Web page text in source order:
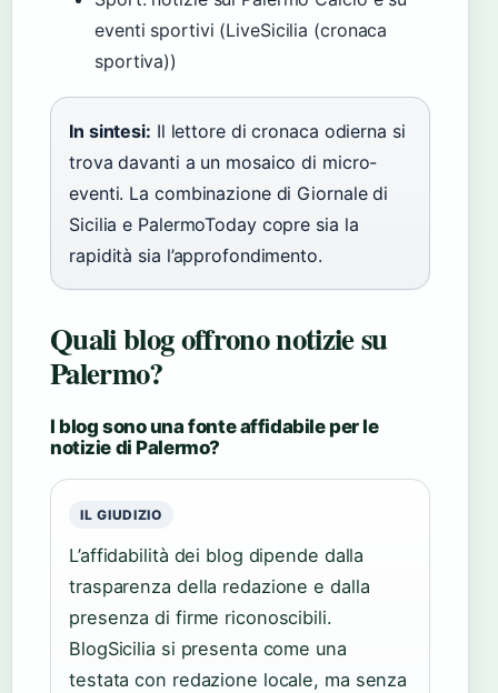
eventi sportivi (LiveSicilia (cronaca
sportiva))
In sintesi: Il lettore di cronaca odierna si
trova davanti a un mosaico di micro-
eventi. La combinazione di Giornale di
Sicilia e PalermoToday copre sia la
rapidità sia l’approfondimento.
Quali blog offrono notizie su
Palermo?
I blog sono una fonte affidabile per le
notizie di Palermo?
IL GIUDIZIO
L’affidabilità dei blog dipende dalla
trasparenza della redazione e dalla
presenza di firme riconoscibili.
BlogSicilia si presenta come una
testata con redazione locale, ma senza